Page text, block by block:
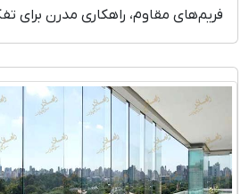
فریم‌های مقاوم، راهکاری مدرن برای
است. ارائه طرح تخصصی،
گارانتی معتبر. مشاهده قیمت و ثبت